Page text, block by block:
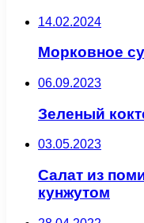
14.02.2024
Морковное
06.09.2023
Зеленый
03.05.2023
Салат из
кунжутом